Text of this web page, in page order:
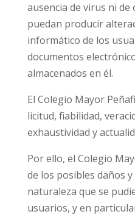
ausencia de virus ni
puedan producir
informático de los
documentos
almacenados en él.
El Colegio Mayor
licitud, fiabilidad,
exhaustividad y
Por ello, el Colegio
de los posibles daños
naturaleza que se
usuarios, y en